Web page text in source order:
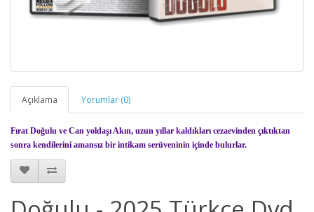
Açıklama Yorumlar (0)
Fırat Doğulu ve Can yoldaşı Akın, uzun yıllar kaldıkları cezaevinden çıktıktan
sonra kendilerini amansız bir intikam serüveninin içinde bulurlar.